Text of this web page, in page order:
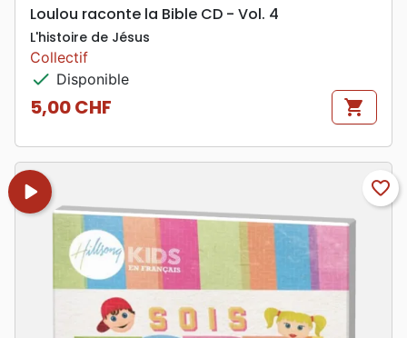
Loulou raconte la Bible CD - Vol. 4
L'histoire de Jésus
Collectif
check Disponible
Prix
5,00 CHF shopping_cart
play_arrow favorite_border